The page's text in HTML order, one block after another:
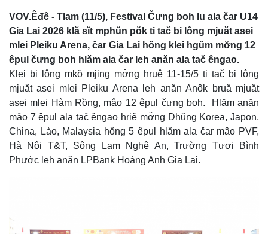
VOV.Êđê - Tlam (11/5), Festival Čưng boh lu ala čar U14
Gia Lai 2026 klă sĭt mphŭn pŏk ti tač bi lông mjuăt asei
mlei Pleiku Arena, čar Gia Lai hŏng klei hgŭm mơ̆ng 12
êpul čưng boh hlăm ala čar leh anăn ala tač êngao.
Klei bi lông mkŏ mjing mơ̆ng hruê 11-15/5 ti tač bi lông
mjuăt asei mlei Pleiku Arena leh anăn Anôk bruă mjuăt
asei mlei Hàm Rồng, mâo 12 êpul čưng boh. Hlăm anăn
mâo 7 êpul ala tač êngao hriê mơ̆ng Dhŭng Korea, Japon,
China, Lào, Malaysia hŏng 5 êpul hlăm ala čar mâo PVF,
Hà Nội T&T, Sông Lam Nghệ An, Trường Tươi Bình
Phước leh anăn LPBank Hoàng Anh Gia Lai.